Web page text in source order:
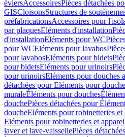
éviersAccessoiresPièces détachées
GISCloisonsStructures de
préfabricationsAccessoires pour
par plaquesEléments d'installation
d'installationEléments pour WC
pour WCEléments pour lavabos
pour lavabosEléments pour bidets
pour bidetsEléments pour urinoirs
pour urinoirsEléments pour douches
détachées pour Eléments pour
muraleÉléments pour douches
douchePièces détachées pour
doucheEléments pour robinetteries et
Eléments pour robinetteries et
laver et lave-vaissellePièces